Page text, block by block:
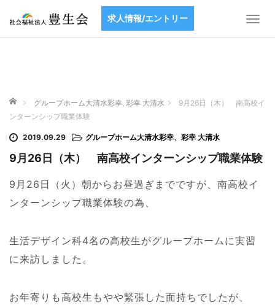
T
o
n
g
t
求人情報/エントリー
ホーム グループホーム大清水彩幸, 彩幸 大清水
9月26日（木） 南高校イ
ンターンシップ職業体験
2019.09.29 グループホーム大清水彩幸、 彩幸 大清水
9月26日（木） 南高校インターンシップ職業体験
9月26日（火）朝からお昼過ぎまでですが、南高校イ
ンターンシップ職業体験の為、
生活デザイン科4名の高校生がグループホームに実習
に来訪しました。
お年寄りも高校生もやや緊張した面持ちでしたが、